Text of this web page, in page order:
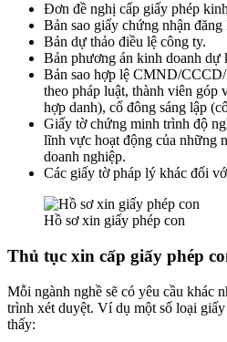
Đơn đề nghị cấp giấy phép
Bản sao giấy chứng nhận
Bản dự thảo điều lệ công ty.
Bản phương án kinh doanh dự
Bản sao hợp lệ CMND/
theo pháp luật, thành viên
hợp danh), cổ đông sáng lập
Giấy tờ chứng minh trình độ
lĩnh vực hoạt động của những
doanh nghiệp.
Các giấy tờ pháp lý khác đối
Hồ sơ xin giấy phép con
Thủ tục xin cấp giấy phép
Mỗi ngành nghề sẽ có yêu cầu khác
trình xét duyệt. Ví dụ một số loại
thấy: